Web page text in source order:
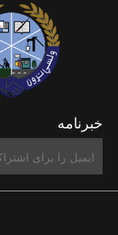
خبرنامه